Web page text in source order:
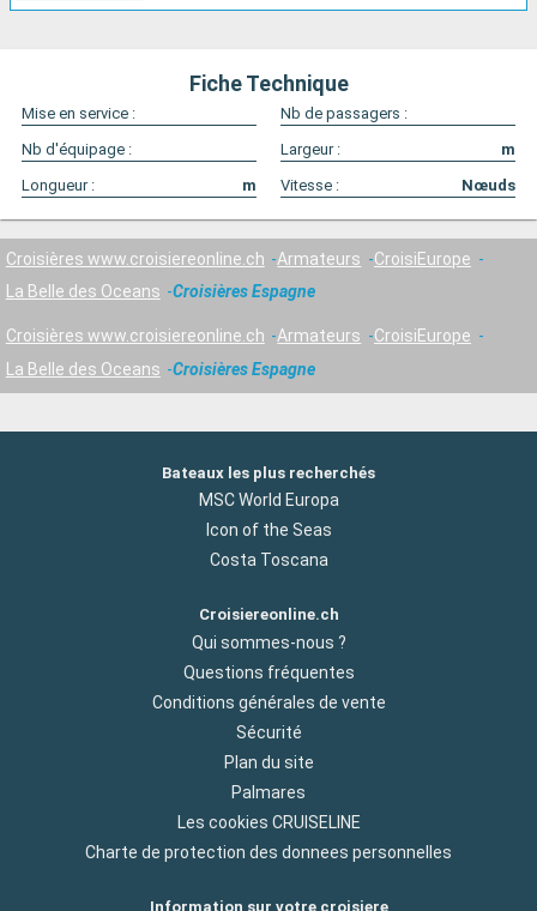
Fiche Technique
Mise en service :
Nb de passagers :
Nb d'équipage :
Largeur :
m
Longueur :
m Vitesse : Nœuds
Croisières www.croisiereonline.ch Armateurs
CroisiEurope
La Belle des Oceans
Croisières Espagne
Croisières www.croisiereonline.ch Armateurs
CroisiEurope
La Belle des Oceans
Croisières Espagne
Bateaux les plus recherchés
MSC World Europa
Icon of the Seas
Costa Toscana
Croisiereonline.ch
Qui sommes-nous ?
Questions fréquentes
Conditions générales de vente
Sécurité
Plan du site
Palmares
Les cookies CRUISELINE
Charte de protection des donnees personnelles
Information sur votre croisiere